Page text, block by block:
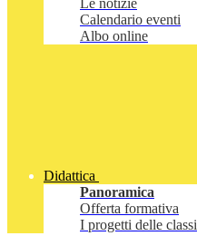
Le notizie
Calendario eventi
Albo online
Didattica
Panoramica
Offerta formativa
I progetti delle classi